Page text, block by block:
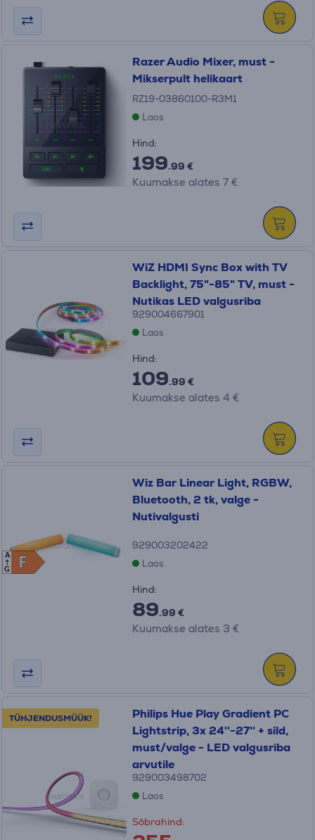
Razer Audio Mixer, must -
Mikserpult helikaart
RZ19-03860100-R3M1
Laos
Hind:
199.99 €
Kuumakse alates 7 €
WiZ HDMI Sync Box with TV
Backlight, 75"-85" TV, must -
Nutikas LED valgusriba
929004667901
Laos
Hind:
109.99 €
Kuumakse alates 4 €
F
F
A
G
Wiz Bar Linear Light, RGBW,
Bluetooth, 2 tk, valge -
Nutivalgusti
929003202422
Laos
Hind:
89.99 €
Kuumakse alates 3 €
TÜHJENDUSMÜÜK!
Philips Hue Play Gradient PC
Lightstrip, 3x 24''-27'' + sild,
must/valge - LED valgusriba
arvutile
929003498702
Laos
Sõbrahind: